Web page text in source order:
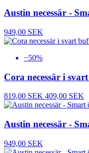
Austin necessär -
949,00 SEK
−50%
Cora necessär i
819,00 SEK 409,00 SEK
Austin necessär -
949,00 SEK